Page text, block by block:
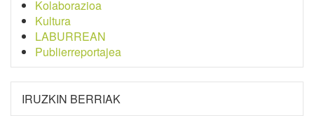
Kolaborazioa
Kultura
LABURREAN
Publierreportajea
IRUZKIN BERRIAK